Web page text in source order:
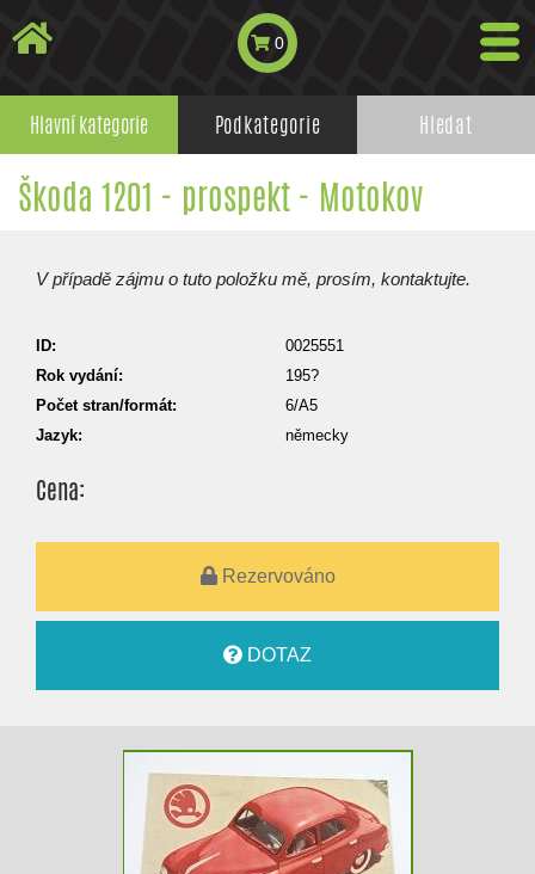
0
Hlavní kategorie Podkategorie Hledat
Škoda 1201 - prospekt - Motokov
V případě zájmu o tuto položku mě, prosím, kontaktujte.
ID:
0025551
Rok vydání:
195?
Počet stran/formát:
6/A5
Jazyk:
německy
Cena:
Rezervováno
DOTAZ